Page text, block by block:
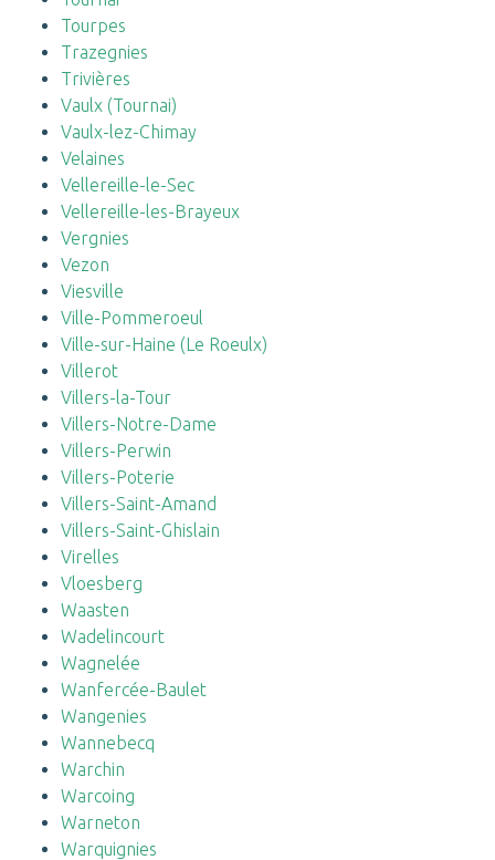
Tourpes
Trazegnies
Trivières
Vaulx (Tournai)
Vaulx-lez-Chimay
Velaines
Vellereille-le-Sec
Vellereille-les-Brayeux
Vergnies
Vezon
Viesville
Ville-Pommeroeul
Ville-sur-Haine (Le Roeulx)
Villerot
Villers-la-Tour
Villers-Notre-Dame
Villers-Perwin
Villers-Poterie
Villers-Saint-Amand
Villers-Saint-Ghislain
Virelles
Vloesberg
Waasten
Wadelincourt
Wagnelée
Wanfercée-Baulet
Wangenies
Wannebecq
Warchin
Warcoing
Warneton
Warquignies